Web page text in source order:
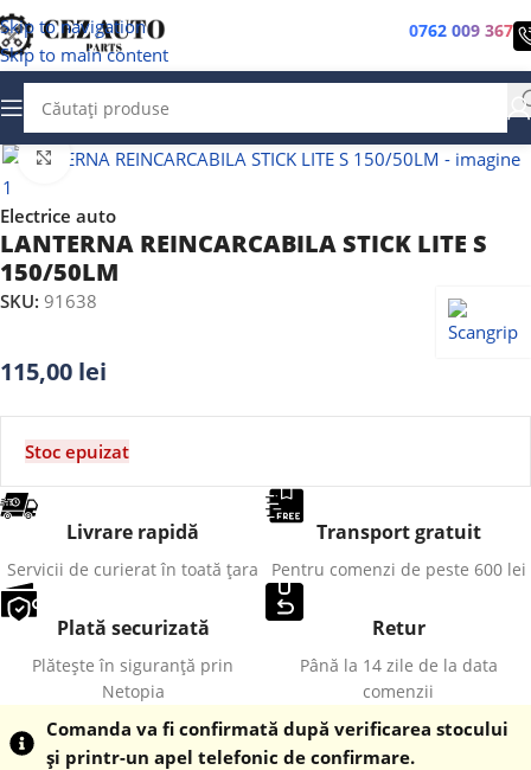
Skip to navigation
Skip to main content
0762 009 367
Faceți clic pentru a mări
Electrice auto
LANTERNA REINCARCABILA STICK LITE S
150/50LM
SKU: 91638
115,00 lei
Stoc epuizat
Livrare rapidă
Servicii de curierat în toată țara
Transport gratuit
Pentru comenzi de peste 600 lei
Plată securizată
Plătește în siguranță prin
Netopia
Retur
Până la 14 zile de la data
comenzii
Comanda va fi confirmată după verificarea stocului
și printr-un apel telefonic de confirmare.